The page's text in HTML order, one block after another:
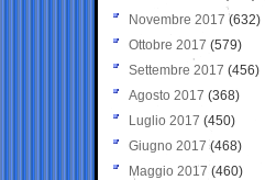
Novembre 2017 (632)
Ottobre 2017 (579)
Settembre 2017 (456)
Agosto 2017 (368)
Luglio 2017 (450)
Giugno 2017 (468)
Maggio 2017 (460)